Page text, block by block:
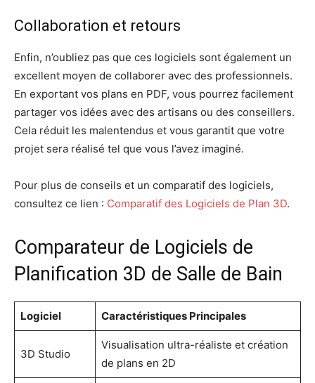
Collaboration et retours
Enfin, n’oubliez pas que ces logiciels sont également un
excellent moyen de collaborer avec des professionnels.
En exportant vos plans en PDF, vous pourrez facilement
partager vos idées avec des artisans ou des conseillers.
Cela réduit les malentendus et vous garantit que votre
projet sera réalisé tel que vous l’avez imaginé.
Pour plus de conseils et un comparatif des logiciels,
consultez ce lien : Comparatif des Logiciels de Plan 3D.
Comparateur de Logiciels de
Planification 3D de Salle de Bain
Logiciel Caractéristiques Principales
3D Studio
Visualisation ultra-réaliste et création
de plans en 2D